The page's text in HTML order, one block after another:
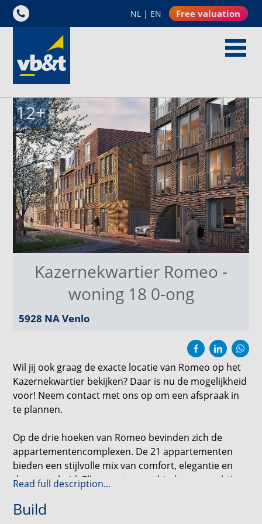
NL | EN Free valuation
12+
Kazernekwartier Romeo -
woning 18 0-ong
5928 NAVenlo
Wil jij ook graag de exacte locatie van Romeo op het
Kazernekwartier bekijken? Daar is nu de mogelijkheid
voor! Neem contact met ons op om een afspraak in
te plannen.
Op de drie hoeken van Romeo bevinden zich de
appartementencomplexen. De 21 appartementen
bieden een stijlvolle mix van comfort, elegantie en
duurzaamheid. Elk appartement biedt een prachtig
uitzicht op de omgeving en een plek waar je je
meteen thuis voelt. Voeg daar de ideale ligging in het
Read full description...
Build